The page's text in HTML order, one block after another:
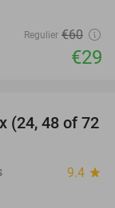
Regulier €60
€29
28%
(24, 48 of 72
9.4 star